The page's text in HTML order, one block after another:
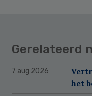
Gerelateerd
7 aug 2026
het